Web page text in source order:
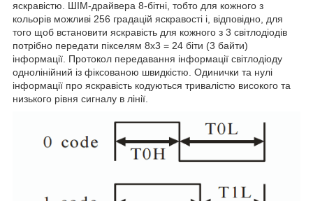
яскравістю. ШІМ-драйвера 8-бітні, тобто для кожного з
кольорів можливі 256 градацій яскравості і, відповідно, для
того щоб встановити яскравість для кожного з 3 світлодіодів
потрібно передати пікселям 8х3 = 24 біти (3 байти)
інформації. Протокол передавання інформації світлодіоду
однолінійний із фіксованою швидкістю. Одинички та нулі
інформації про яскравість кодуються тривалістю високого та
низького рівня сигналу в лінії.